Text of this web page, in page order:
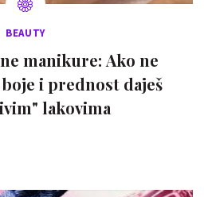
BEAUTY
manikure: Ako ne
i prednost daješ
lakovima